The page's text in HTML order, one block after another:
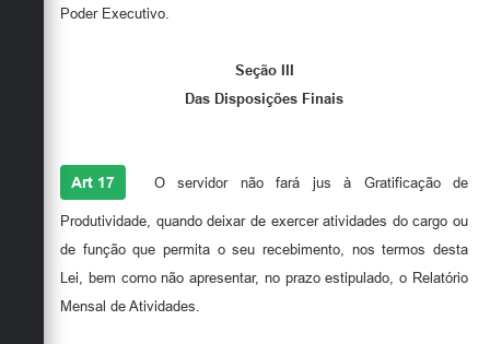
Poder Executivo.
Seção III
Das Disposições Finais
Art 17 O servidor não fará jus à Gratificação de
Produtividade, quando deixar de exercer atividades do cargo ou
de função que permita o seu recebimento, nos termos desta
Lei, bem como não apresentar, no prazo estipulado, o Relatório
Mensal de Atividades.